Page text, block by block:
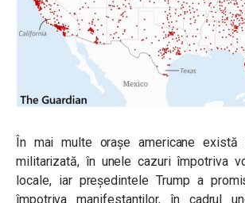
În mai multe orașe americane există
militarizată, în unele cazuri împotriva
locale, iar președintele Trump a
împotriva manifestanților, în cadrul